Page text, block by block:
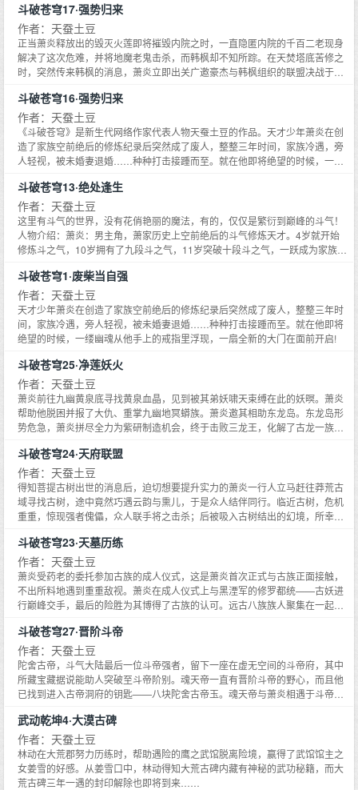
最值得期待的东方幻想长篇巨制！多手爪残影在此刻突然凝固，旋即迅速回
缩，短短一瞬间，一只被雷光密布，隐隐间透着雷鸣吼声的手爪，诡异浮现，
夹杂着惊雷之势，狠狠地对着萧炎心脏一抓而去。看这架势，若是被击中的
话，恐怕连心脏都得被掏出来……
斗破苍穹17·强势归来
作者：天蚕土豆
正当萧炎释放出的毁灭火莲即将摧毁内院之时，一直隐匿内院的千百二老现身
解决了这次危难，并将地魔老鬼击杀，而韩枫却不知所踪。在天焚塔底苦修之
时，突然传来韩枫的消息，萧炎立即出关广邀豪杰与韩枫组织的联盟决战于魔
前往中州的路途，却在空间虫洞中遭遇空间风暴，唯有萧炎一人被随机抛到了
中州北域的大漠中，为韩家车队所救。为了答谢韩家，萧炎答应代替韩家同与
韩家势不两立的洪家少爷决斗，大战一触即发……
斗破苍穹16·强势归来
作者：天蚕土豆
《斗破苍穹》是新生代网络作家代表人物天蚕土豆的作品。天才少年萧炎在创
造了家族空前绝后的修炼纪录后突然成了废人，整整三年时间，家族冷遇，旁
人轻视，被未婚妻退婚……种种打击接踵而至。就在他即将绝望的时候，一缕
最值得期待的东方幻想长篇巨制！两道目光在泛着淡淡雾气的池中对望着。片
刻后，萧炎总算是回过神来，见到小医仙那羞红脸颊，顿时剧烈的干咳了一
声，旋即目光赶忙转移……
斗破苍穹13·绝处逢生
作者：天蚕土豆
这里有斗气的世界，没有花俏艳丽的魔法，有的，仅仅是繁衍到巅峰的斗气！
人物介绍：萧炎：男主角，萧家历史上空前绝后的斗气修炼天才。4岁就开始
修炼斗之气，10岁拥有了九段斗之气，11岁突破十段斗之气，一跃成为家族百
气。直到15岁时，他偶获奇遇，重拾修炼的天赋。萧战：萧家的族长，萧炎之
父。萧媚：萧炎的堂妹，之前对他百般谄媚，但在萧炎变成废柴后一直冷落轻
视他。萧薰儿：与萧炎并无血缘关系的族妹，背景神秘，萧家仅次于萧炎的修
炼天才，在萧炎变成废人后仍一如既往地支持他。纳兰嫣然：萧炎的未婚妻，
因萧炎变成废人而提出退婚。药老：来历神秘的幽魂，寄居在萧炎手上的戒指
萧炎很关注。萧玉：萧炎的堂姐，是萧炎的冤家对头，两人一见面就会发生战
争。小医仙：萧炎在魔兽山脉结识的女孩，由于特殊的体质--天生毒体，有着
炼毒的天赋。
斗破苍穹1·废柴当自强
作者：天蚕土豆
天才少年萧炎在创造了家族空前绝后的修炼纪录后突然成了废人，整整三年时
间，家族冷遇，旁人轻视，被未婚妻退婚……种种打击接踵而至。就在他即将
绝望的时候，一缕幽魂从他手上的戒指里浮现，一扇全新的大门在面前开启!
斗破苍穹25·净莲妖火
作者：天蚕土豆
萧炎前往九幽黄泉底寻找黄泉血晶，见到被其弟妖啸天束缚在此的妖暝。萧炎
帮助他脱困并报了大仇、重掌九幽地冥蟒族。萧炎邀其相助东龙岛。东龙岛形
势危急，萧炎拼尽全力为紫研制造机会，终于击败三龙王，化解了古龙一族的
圆满。此时，净莲妖火终于现世，各路人马跃跃欲试，一场龙争虎斗即将上
演……
斗破苍穹24·天府联盟
作者：天蚕土豆
得知菩提古树出世的消息后，迫切想要提升实力的萧炎一行人立马赶往莽荒古
域寻找古树，途中竟然巧遇云韵与熏儿，于是众人结伴同行。临近古树，危机
重重，惊现强者傀儡，众人联手将之击杀；后被吸入古树结出的幻境，所幸萧
了百世轮回，出来时已是九转巅峰的实力，并且得到了菩提心。回到星陨阁，
萧炎闭关修炼。两年后，天冥宗突然联合魂殿来犯星陨阁，重伤药老以及彩鳞
小医仙青鳞等，这时候，达到一星斗圣的萧炎及时出关大杀四方力挽狂澜。感
受到星陨阁实力有限，萧炎联合花宗焚炎谷以及丹塔组成天府联盟共同对抗魂
殿……
斗破苍穹23·天墓历练
作者：天蚕土豆
萧炎受药老的委托参加古族的成人仪式，这是萧炎首次正式与古族正面接触，
不出所料地遇到重重敌视。萧炎在成人仪式上与黑湮军的修罗都统——古妖进
行巅峰交手，最后的险胜为其博得了古族的认可。远古八族族人聚集在一起进
进入到了天墓第三层。在这层萧炎与萧玄相见，传承了萧族最后的血脉之力，
成功激活了族纹，突破到八星斗尊巅峰，斩杀了魂族俊杰魂崖、魂厉。离开天
墓后，萧炎接到药老的消息返回星陨阁，并邀集帮手去西北大陆解决炎盟的危
机。萧炎成功击退实力强横的魂殿四天尊血河，整顿了歪风邪气的丹堂。这
时，空间交易会关于净莲妖火的最后一张残图出现……
斗破苍穹27·晋阶斗帝
作者：天蚕土豆
陀舍古帝，斗气大陆最后一位斗帝强者，留下一座在虚无空间的斗帝府，其中
所藏宝藏据说能助人突破至斗帝阶别。魂天帝一直有晋阶斗帝的野心，而且他
已找到进入古帝洞府的钥匙——八块陀舍古帝玉。魂天帝与萧炎相遇于斗帝
炎的阵营。魂天帝夺得帝品雏丹并将之炼化晋阶斗帝后，大肆施虐。萧炎在烛
坤等人的帮助下得到陀舍古帝的传承，炼化二十三种异火，也进阶斗帝。两位
斗帝展开了一场殊死的搏斗……
武动乾坤4·大漠古碑
作者：天蚕土豆
林动在大荒郡努力历练时，帮助遇险的鹰之武馆脱离险境，赢得了武馆馆主之
女姜雪的好感。从姜雪口中，林动得知大荒古碑内藏有神秘的武功秘籍，而大
荒古碑三年一遇的封印解除也即将到来……